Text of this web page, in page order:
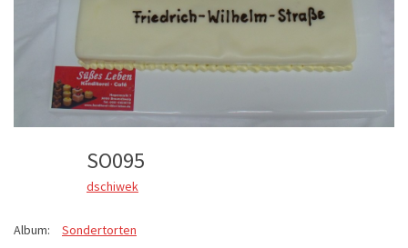
SO095
dschiwek
Album:
Sondertorten